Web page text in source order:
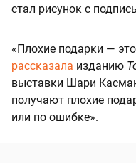
стал рисунок с
«Плохие подарки —
рассказала изданию
выставки Шари
получают плохие
или по ошибке».